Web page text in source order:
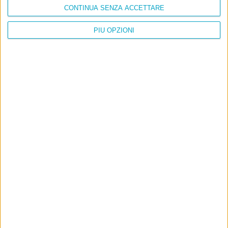
PIÙ OPZIONI
CONTINUA SENZA ACCETTARE